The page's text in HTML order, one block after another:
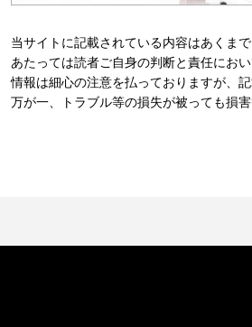
当サイトに記載されている内容はあくま
あたっては読者ご自身の判断と責任にお
情報は細心の注意を払っておりますが、
万が一、トラブル等の損失が被っても損